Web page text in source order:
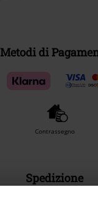
Metodi di
Contrassegno
Spedizione